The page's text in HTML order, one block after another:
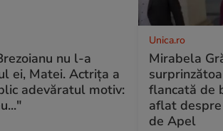
nu l-a
ei, Matei. Actrița a
adevăratul motiv:
Unica.ro
Mirabela
flancată de
aflat
de Apel